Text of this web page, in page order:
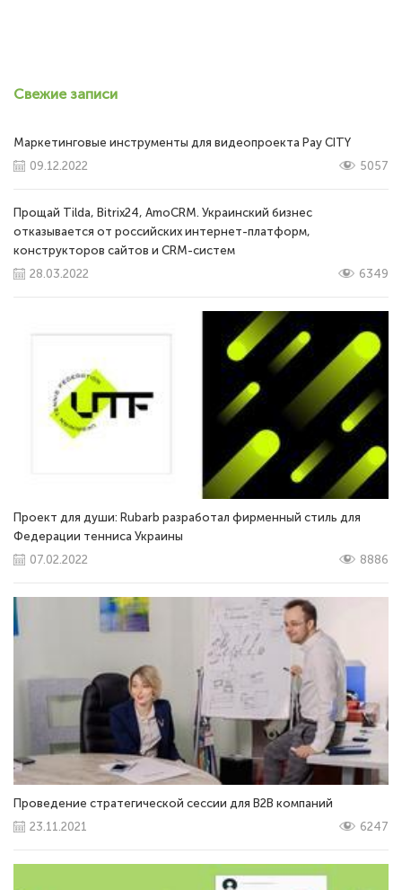
Свежие записи
Маркетинговые инструменты для видеопроекта Pay CITY
09.12.2022
5057
Прощай Tilda, Bitrix24, AmoCRM. Украинский бизнес
отказывается от российских интернет-платформ,
конструкторов сайтов и CRM-систем
28.03.2022
6349
Проект для души: Rubarb разработал фирменный стиль для
Федерации тенниса Украины
07.02.2022
8886
Проведение стратегической сессии для В2В компаний
23.11.2021
6247